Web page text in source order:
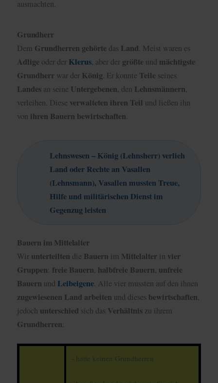
ausmachten.
Grundherr
Dem Grundherren gehörte das Land . Meist waren es
Adlige oder der Klerus, aber der größte und mächtigste
Grundherr war der König . Er konnte Teile seines
Landes an seine Untergebenen, den Lehnsmännern,
verleihen. Diese verwalteten ihren Teil und ließen ihn
von ihren Bauern bewirtschaften
Lehnswesen – König (Lehnsherr) verlieh
Land oder Rechte an Vasallen
(Lehnsmann), Vasallen mussten Treue,
Hilfe und militärischen Dienst im
Gegenzug leisten
Bauern im Mittelalter
Wir unterteilten die Bauern im Mittelalter in vier
Gruppen: freie Bauern, halbfreie Bauern, unfreie
Bauern und Leibeigene . Alle vier mussten auf den ihnen
zugewiesenen Land arbeiten und dieses bewirtschaften,
jedoch unterschied sich das Verhältnis zu ihrem
Grundherren: